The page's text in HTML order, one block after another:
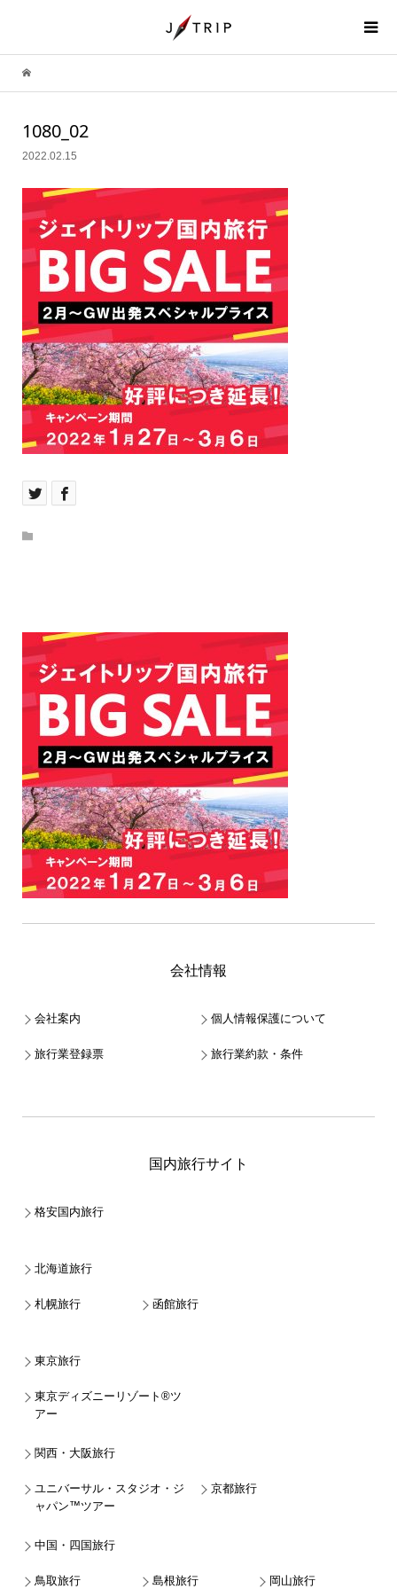
1080_02
2022.02.15
会社情報
会社案内 個人情報保護について
旅行業登録票 旅行業約款・条件
国内旅行サイト
格安国内旅行
北海道旅行
札幌旅行 函館旅行
東京旅行
東京ディズニーリゾート®ツ
アー
関西・大阪旅行
ユニバーサル・スタジオ・ジ
ャパン™ツアー
京都旅行
中国・四国旅行
鳥取旅行 島根旅行 岡山旅行